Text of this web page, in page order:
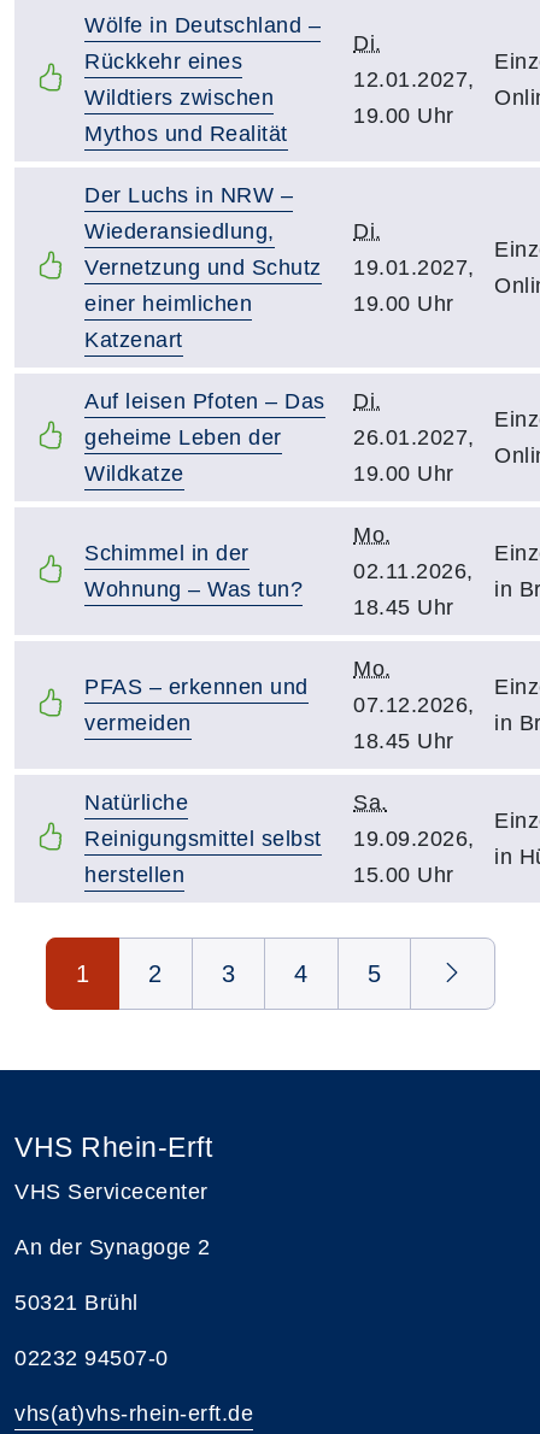
Wölfe in Deutschland –
Rückkehr eines
Wildtiers zwischen
Mythos und Realität
Di.
12.01.2027,
19.00 Uhr
Der Luchs in NRW –
Wiederansiedlung,
Vernetzung und Schutz
einer heimlichen
Katzenart
Di.
19.01.2027,
19.00 Uhr
Auf leisen Pfoten – Das
geheime Leben der
Wildkatze
Di.
26.01.2027,
19.00 Uhr
Schimmel in der
Wohnung – Was tun?
Mo.
02.11.2026,
18.45 Uhr
in
PFAS – erkennen und
vermeiden
Mo.
07.12.2026,
18.45 Uhr
in
Natürliche
Reinigungsmittel selbst
herstellen
Sa.
19.09.2026,
15.00 Uhr
in
Seite 1 von 5
1 2 3 4 5
VHS Rhein-Erft
VHS Servicecenter
An der Synagoge 2
50321 Brühl
02232 94507-0
vhs(at)vhs-rhein-erft.de